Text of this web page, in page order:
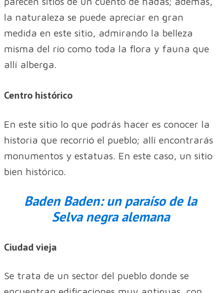
la naturaleza se puede apreciar en gran
medida en este sitio, admirando la belleza
misma del río como toda la flora y fauna que
allí alberga.
Centro histórico
En este sitio lo que podrás hacer es conocer la
historia que recorrió el pueblo; allí encontrarás
monumentos y estatuas. En este caso, un sitio
bien histórico.
Baden Baden: un paraíso de la
Selva negra alemana
Ciudad vieja
Se trata de un sector del pueblo donde se